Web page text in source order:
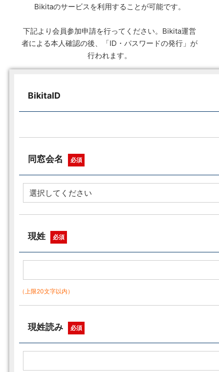
Bikitaのサービスを利用することが可能です。
下記より会員参加申請を行ってください。Bikita運営
者による本人確認の後、「ID・パスワードの発行」が
行われます。
BikitaID
同窓会名 必須
現姓 必須
（上限20文字以内）
現姓読み 必須